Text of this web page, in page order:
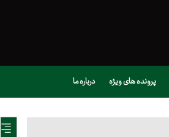
پرونده های ویژه درباره ما